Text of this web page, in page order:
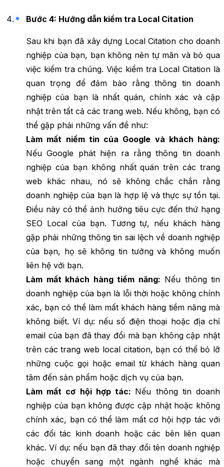
Bước 4: Hướng dẫn kiểm tra Local Citation
Sau khi bạn đã xây dựng Local Citation cho doanh
nghiệp của bạn, bạn không nên tự mãn và bỏ qua
việc kiểm tra chúng. Việc kiểm tra Local Citation là
quan trọng để đảm bảo rằng thông tin doanh
nghiệp của bạn là nhất quán, chính xác và cập
nhật trên tất cả các trang web. Nếu không, bạn có
thể gặp phải những vấn đề như:
Làm mất niềm tin của Google và khách hàng:
Nếu Google phát hiện ra rằng thông tin doanh
nghiệp của bạn không nhất quán trên các trang
web khác nhau, nó sẽ không chắc chắn rằng
doanh nghiệp của bạn là hợp lệ và thực sự tồn tại.
Điều này có thể ảnh hưởng tiêu cực đến thứ hạng
SEO Local của bạn. Tương tự, nếu khách hàng
gặp phải những thông tin sai lệch về doanh nghiệp
của bạn, họ sẽ không tin tưởng và không muốn
liên hệ với bạn.
Làm mất khách hàng tiềm năng: Nếu thông tin
doanh nghiệp của bạn là lỗi thời hoặc không chính
xác, bạn có thể làm mất khách hàng tiềm năng mà
không biết. Ví dụ: nếu số điện thoại hoặc địa chỉ
email của bạn đã thay đổi mà bạn không cập nhật
trên các trang web local citation, bạn có thể bỏ lỡ
những cuộc gọi hoặc email từ khách hàng quan
tâm đến sản phẩm hoặc dịch vụ của bạn.
Làm mất cơ hội hợp tác: Nếu thông tin doanh
nghiệp của bạn không được cập nhật hoặc không
chính xác, bạn có thể làm mất cơ hội hợp tác với
các đối tác kinh doanh hoặc các bên liên quan
khác. Ví dụ: nếu bạn đã thay đổi tên doanh nghiệp
hoặc chuyển sang một ngành nghề khác mà